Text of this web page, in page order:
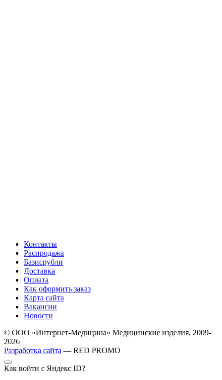
Контакты
Распродажа
Базисрубли
Доставка
Оплата
Как оформить заказ
Карта сайта
Вакансии
Новости
© ООО «Интернет-Медицина» Медицинские изделия, 2009-
2026
Разработка сайта — RED PROMO
Как войти с Яндекс ID?